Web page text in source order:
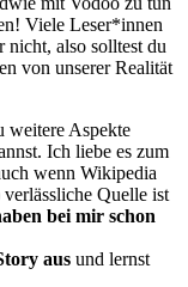
Viele Leser*innen
nicht, also solltest du
von unserer Realität
weitere Aspekte
Ich liebe es zum
wenn Wikipedia
Quelle ist
bei mir schon
aus und lernst